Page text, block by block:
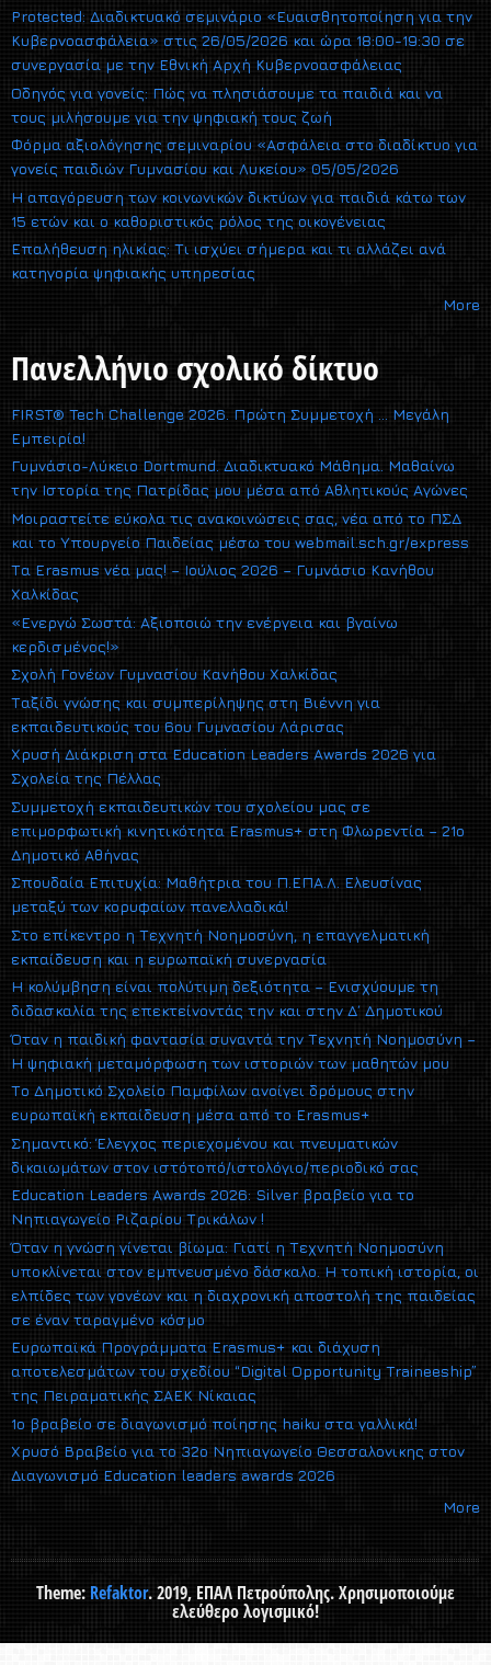
Protected: Διαδικτυακό σεμινάριο «Ευαισθητοποίηση για την
Κυβερνοασφάλεια» στις 26/05/2026 και ώρα 18:00-19:30 σε
συνεργασία με την Εθνική Αρχή Κυβερνοασφάλειας
Οδηγός για γονείς: Πώς να πλησιάσουμε τα παιδιά και να
τους μιλήσουμε για την ψηφιακή τους ζωή
Φόρμα αξιολόγησης σεμιναρίου «Ασφάλεια στο διαδίκτυο για
γονείς παιδιών Γυμνασίου και Λυκείου» 05/05/2026
Η απαγόρευση των κοινωνικών δικτύων για παιδιά κάτω των
15 ετών και ο καθοριστικός ρόλος της οικογένειας
Επαλήθευση ηλικίας: Τι ισχύει σήμερα και τι αλλάζει ανά
κατηγορία ψηφιακής υπηρεσίας
More
Πανελλήνιο σχολικό δίκτυο
FIRST® Tech Challenge 2026. Πρώτη Συμμετοχή … Μεγάλη
Εμπειρία!
Γυμνάσιο-Λύκειο Dortmund. Διαδικτυακό Μάθημα. Μαθαίνω
την Ιστορία της Πατρίδας μου μέσα από Αθλητικούς Αγώνες
Μοιραστείτε εύκολα τις ανακοινώσεις σας, νέα από το ΠΣΔ
και το Υπουργείο Παιδείας μέσω του webmail.sch.gr/express
Τα Erasmus νέα μας! – Ιούλιος 2026 – Γυμνάσιο Κανήθου
Χαλκίδας
«Ενεργώ Σωστά: Αξιοποιώ την ενέργεια και βγαίνω
κερδισμένος!»
Σχολή Γονέων Γυμνασίου Κανήθου Χαλκίδας
Ταξίδι γνώσης και συμπερίληψης στη Βιέννη για
εκπαιδευτικούς του 6ου Γυμνασίου Λάρισας
Χρυσή Διάκριση στα Education Leaders Awards 2026 για
Σχολεία της Πέλλας
Συμμετοχή εκπαιδευτικών του σχολείου μας σε
επιμορφωτική κινητικότητα Erasmus+ στη Φλωρεντία – 21ο
Δημοτικό Αθήνας
Σπουδαία Επιτυχία: Μαθήτρια του Π.ΕΠΑ.Λ. Ελευσίνας
μεταξύ των κορυφαίων πανελλαδικά!
Στο επίκεντρο η Τεχνητή Νοημοσύνη, η επαγγελματική
εκπαίδευση και η ευρωπαϊκή συνεργασία
Η κολύμβηση είναι πολύτιμη δεξιότητα – Ενισχύουμε τη
διδασκαλία της επεκτείνοντάς την και στην Δ΄ Δημοτικού
Όταν η παιδική φαντασία συναντά την Τεχνητή Νοημοσύνη –
Η ψηφιακή μεταμόρφωση των ιστοριών των μαθητών μου
Το Δημοτικό Σχολείο Παμφίλων ανοίγει δρόμους στην
ευρωπαϊκή εκπαίδευση μέσα από το Erasmus+
Σημαντικό: Έλεγχος περιεχομένου και πνευματικών
δικαιωμάτων στον ιστότοπό/ιστολόγιο/περιοδικό σας
Education Leaders Awards 2026: Silver βραβείο για το
Νηπιαγωγείο Ριζαρίου Τρικάλων !
Όταν η γνώση γίνεται βίωμα: Γιατί η Τεχνητή Νοημοσύνη
υποκλίνεται στον εμπνευσμένο δάσκαλο. Η τοπική ιστορία, οι
ελπίδες των γονέων και η διαχρονική αποστολή της παιδείας
σε έναν ταραγμένο κόσμο
Ευρωπαϊκά Προγράμματα Erasmus+ και διάχυση
αποτελεσμάτων του σχεδίου “Digital Opportunity Traineeship”
της Πειραματικής ΣΑΕΚ Νίκαιας
1ο βραβείο σε διαγωνισμό ποίησης haiku στα γαλλικά!
Xρυσό Βραβείο για το 32ο Νηπιαγωγείο Θεσσαλονικης στον
Διαγωνισμό Εducation leaders awards 2026
More
Theme: Refaktor. 2019, ΕΠΑΛ Πετρούπολης. Χρησιμοποιούμε
ελεύθερο λογισμικό!